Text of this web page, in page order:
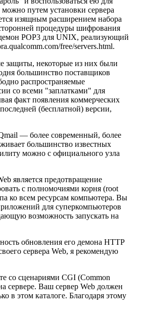
путем установки сервера
изящным расширением набора
процедуры шифрования
демон РОР3 для UNIX, реализующий
free/servers.html.
защиты, некоторые из них были
большинство поставщиков
распространяемые
со всеми "заплатками" для
факт появления коммерческих
(бесплатной) версии,
— более современный, более
большинство известных
можно с официального узла
является предотвращение
с полномочиями корня (root
ко всем ресурсам компьютера. Вы
для суперкомпьютеров
возможность запускать на
обновления его демона HTTP
сервера Web, я рекомендую
со сценариями CGI (Common
сервере. Ваш сервер Web должен
в этом каталоге. Благодаря этому